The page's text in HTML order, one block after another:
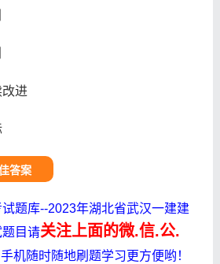
进
答案
题库--2023年湖北省武汉一建建
目请关注上面的微.信.公.
机随时随地刷题学习更方便哟！